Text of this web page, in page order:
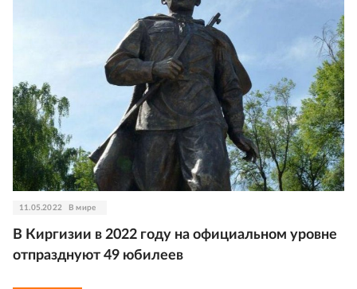
11.05.2022 В мире
В Киргизии в 2022 году на официальном уровне
отпразднуют 49 юбилеев